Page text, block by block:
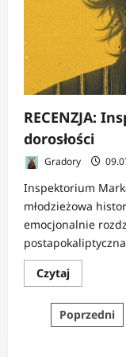
pieczyste.
Smaki
RECENZJA:
dorosłości
Gradory
Inspektorium
młodzieżowa
emocjonalnie
CzytajDowiedz
się
o
RECENZJA:
Poprzedni